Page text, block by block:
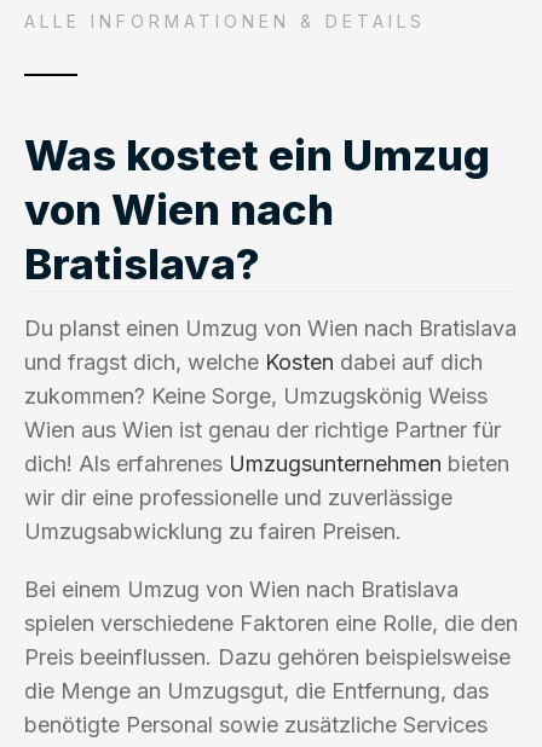
ALLE INFORMATIONEN & DETAILS
Was kostet ein Umzug
von Wien nach
Bratislava?
Du planst einen Umzug von Wien nach Bratislava
und fragst dich, welche Kosten dabei auf dich
zukommen? Keine Sorge, Umzugskönig Weiss
Wien aus Wien ist genau der richtige Partner für
dich! Als erfahrenes Umzugsunternehmen bieten
wir dir eine professionelle und zuverlässige
Umzugsabwicklung zu fairen Preisen.
Bei einem Umzug von Wien nach Bratislava
spielen verschiedene Faktoren eine Rolle, die den
Preis beeinflussen. Dazu gehören beispielsweise
die Menge an Umzugsgut, die Entfernung, das
benötigte Personal sowie zusätzliche Services